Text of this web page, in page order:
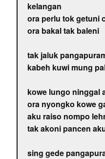
kelangan
ora perlu tok getuni
ora bakal tak baleni
tak jaluk
kabeh kuwi mung
kowe lungo ninggal
ora nyongko kowe
aku raiso nompo
tak akoni pancen
sing gede